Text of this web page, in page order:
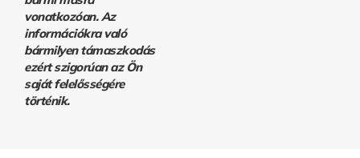
vonatkozóan. Az
információkra való
bármilyen támaszkodás
ezért szigorúan az Ön
saját felelősségére
történik.